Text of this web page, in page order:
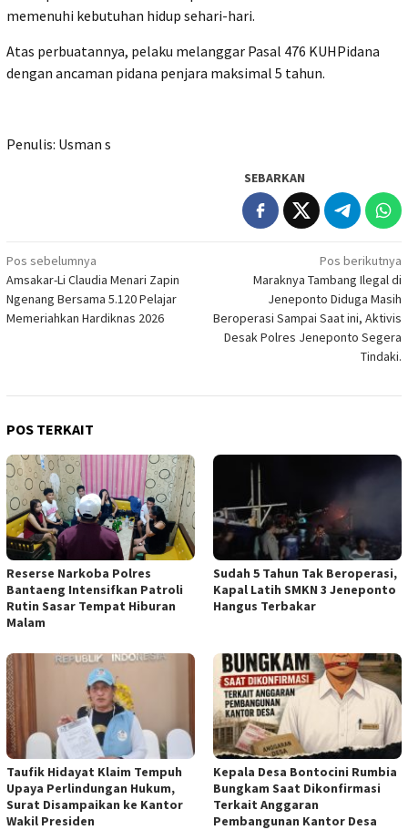
memenuhi kebutuhan hidup sehari-hari.
Atas perbuatannya, pelaku melanggar Pasal 476 KUHPidana
dengan ancaman pidana penjara maksimal 5 tahun.
Penulis: Usman s
SEBARKAN
Navigasi
pos
Pos sebelumnya
Amsakar-Li Claudia Menari Zapin
Ngenang Bersama 5.120 Pelajar
Memeriahkan Hardiknas 2026
Pos berikutnya
Maraknya Tambang Ilegal di
Jeneponto Diduga Masih
Beroperasi Sampai Saat ini, Aktivis
Desak Polres Jeneponto Segera
Tindaki.
POS TERKAIT
Reserse Narkoba Polres
Bantaeng Intensifkan Patroli
Rutin Sasar Tempat Hiburan
Malam
Sudah 5 Tahun Tak Beroperasi,
Kapal Latih SMKN 3 Jeneponto
Hangus Terbakar
Taufik Hidayat Klaim Tempuh
Upaya Perlindungan Hukum,
Surat Disampaikan ke Kantor
Wakil Presiden
Kepala Desa Bontocini Rumbia
Bungkam Saat Dikonfirmasi
Terkait Anggaran
Pembangunan Kantor Desa